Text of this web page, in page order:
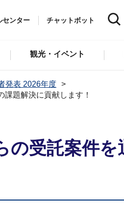
センター チャットボット
観光・イベント
発表 2026年度
題解決に貢献します！
の受託案件